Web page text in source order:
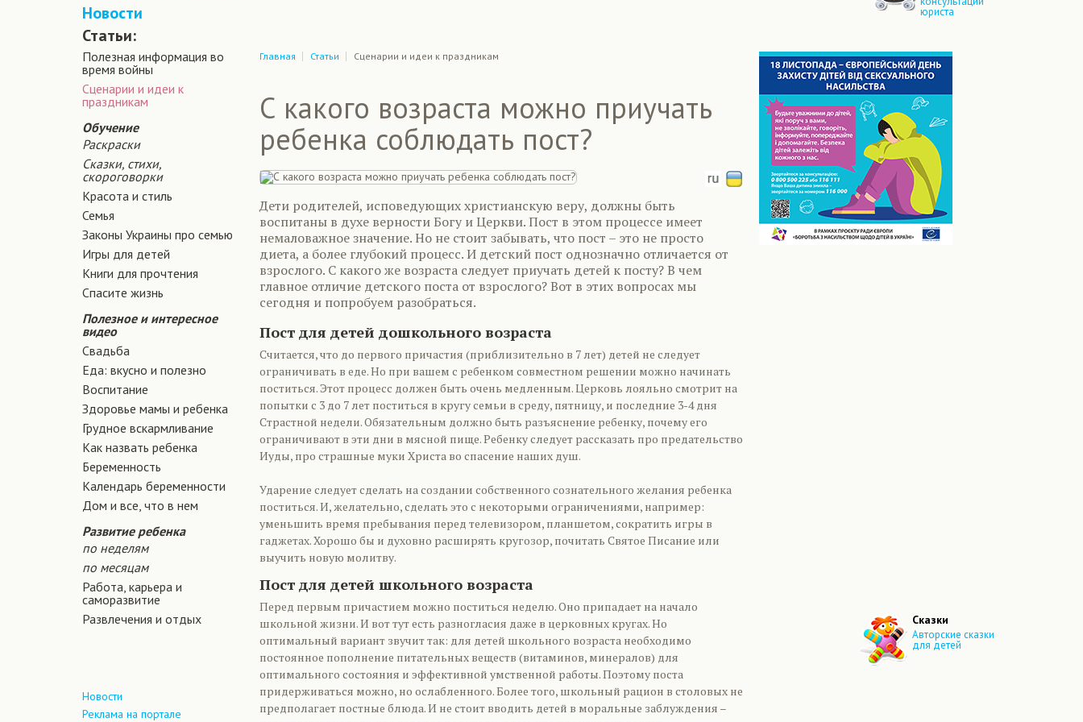
Новости
Статьи:
Полезная информация во
время войны
Сценарии и идеи к
праздникам
Обучение
Раскраски
Сказки, стихи,
скороговорки
Красота и стиль
Семья
Законы Украины про семью
Игры для детей
Книги для прочтения
Спасите жизнь
Полезное и интересное
видео
Свадьба
Еда: вкусно и полезно
Воспитание
Здоровье мамы и ребенка
Грудное вскармливание
Как назвать ребенка
Беременность
Календарь беременности
Дом и все, что в нем
Развитие ребенка
по неделям
по месяцам
Работа, карьера и
саморазвитие
Развлечения и отдых
Новости
Реклама на портале
юриста
Главная Статьи Сценарии и идеи к праздникам
С какого возраста можно приучать
ребенка соблюдать пост?
Дети родителей, исповедующих христианскую веру, должны быть
воспитаны в духе верности Богу и Церкви. Пост в этом процессе имеет
немаловажное значение. Но не стоит забывать, что пост – это не просто
диета, а более глубокий процесс. И детский пост однозначно отличается от
взрослого. С какого же возраста следует приучать детей к посту? В чем
главное отличие детского поста от взрослого? Вот в этих вопросах мы
сегодня и попробуем разобраться.
Пост для детей дошкольного возраста
Считается, что до первого причастия (приблизительно в 7 лет) детей не следует
ограничивать в еде. Но при вашем с ребенком совместном решении можно начинать
поститься. Этот процесс должен быть очень медленным. Церковь лояльно смотрит на
попытки с 3 до 7 лет поститься в кругу семьи в среду, пятницу, и последние 3-4 дня
Страстной недели. Обязательным должно быть разъяснение ребенку, почему его
ограничивают в эти дни в мясной пище. Ребенку следует рассказать про предательство
Иуды, про страшные муки Христа во спасение наших душ.
Ударение следует сделать на создании собственного сознательного желания ребенка
поститься. И, желательно, сделать это с некоторыми ограничениями, например:
уменьшить время пребывания перед телевизором, планшетом, сократить игры в
гаджетах. Хорошо бы и духовно расширять кругозор, почитать Святое Писание или
выучить новую молитву.
Пост для детей школьного возраста
Перед первым причастием можно поститься неделю. Оно припадает на начало
школьной жизни. И вот тут есть разногласия даже в церковных кругах. Но
оптимальный вариант звучит так: для детей школьного возраста необходимо
постоянное пополнение питательных веществ (витаминов, минералов) для
оптимального состояния и эффективной умственной работы. Поэтому поста
придерживаться можно, но ослабленного. Более того, школьный рацион в столовых не
предполагает постные блюда. И не стоит вводить детей в моральные заблуждения –
Сказки
Авторские сказки
для детей